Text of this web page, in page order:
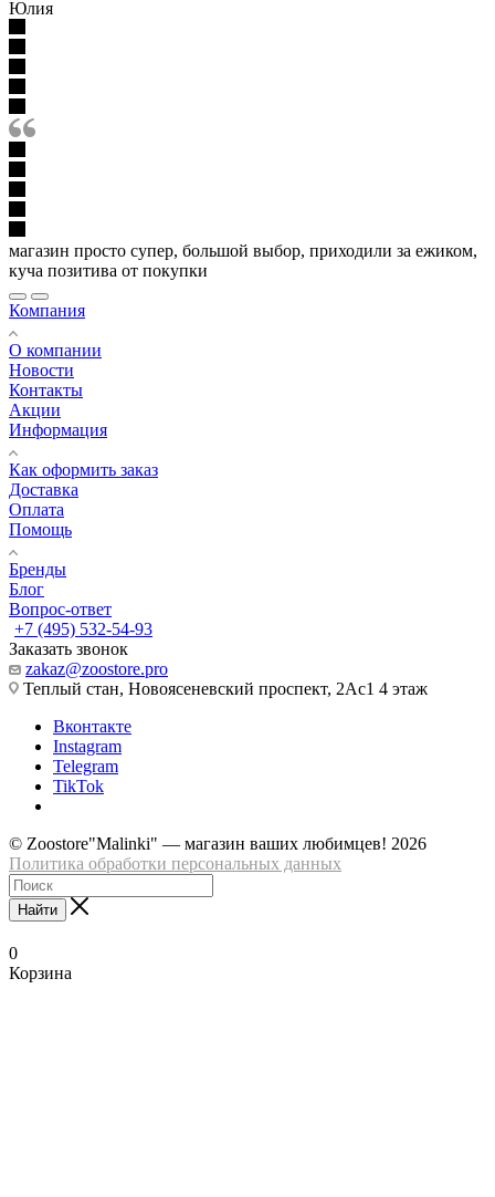
Юлия
магазин просто супер, большой выбор, приходили за ежиком,
куча позитива от покупки
Компания
О компании
Новости
Контакты
Акции
Информация
Как оформить заказ
Доставка
Оплата
Помощь
Бренды
Блог
Вопрос-ответ
+7 (495) 532-54-93
Заказать звонок
zakaz@zoostore.pro
Теплый стан, Новоясеневский проспект, 2Ас1 4 этаж
Вконтакте
Instagram
Telegram
TikTok
© Zoostore"Malinki" — магазин ваших любимцев! 2026
Политика обработки персональных данных
Найти
0
Корзина